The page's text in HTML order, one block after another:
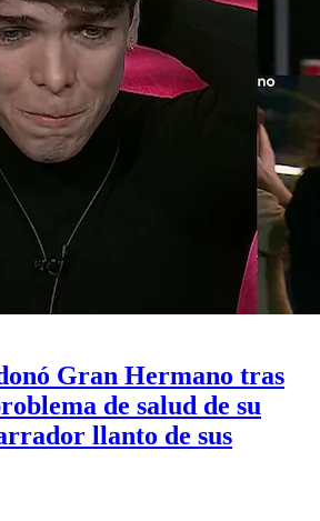
Gran Hermano tras
de salud de su
llanto de sus